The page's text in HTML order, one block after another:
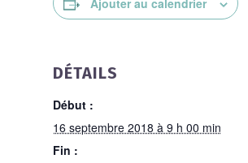
DÉTAILS
Début :
16 septembre 2018 à 9 h 00 min
Fin :